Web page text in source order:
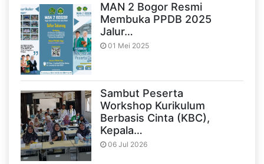
MAN 2 Bogor Resmi
Membuka PPDB 2025
Jalur…
01 Mei 2025
Sambut Peserta
Workshop Kurikulum
Berbasis Cinta (KBC),
Kepala…
06 Jul 2026